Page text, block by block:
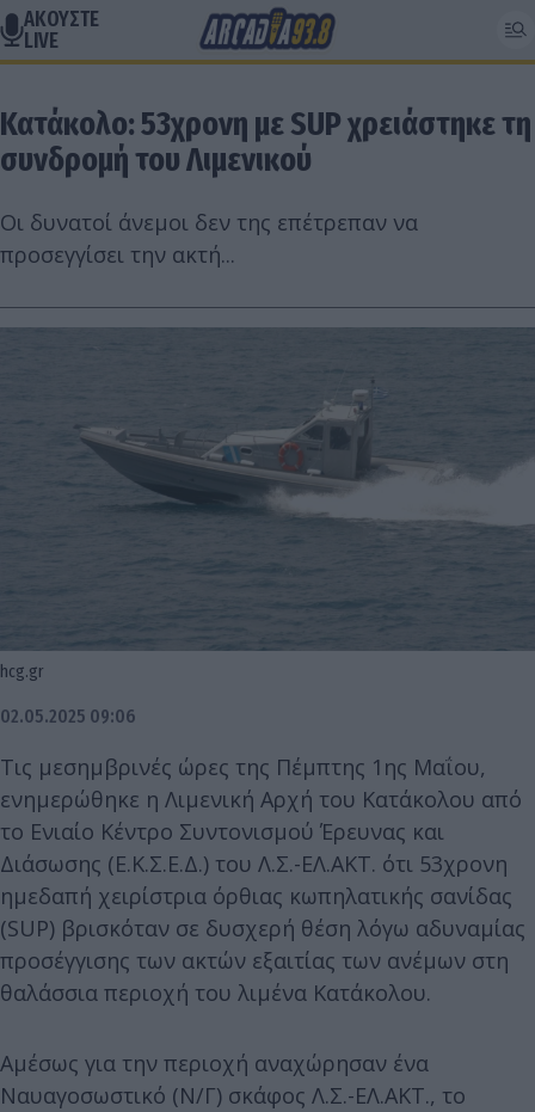
ΑΚΟΥΣΤΕ
LIVE
Κατάκολο: 53χρονη με SUP χρειάστηκε τη
συνδρομή του Λιμενικού
Οι δυνατοί άνεμοι δεν της επέτρεπαν να
προσεγγίσει την ακτή...
hcg.gr
02.05.2025 09:06
Τις μεσημβρινές ώρες της Πέμπτης 1ης Μαΐου,
ενημερώθηκε η Λιμενική Αρχή του Κατάκολου από
το Ενιαίο Κέντρο Συντονισμού Έρευνας και
Διάσωσης (Ε.Κ.Σ.Ε.Δ.) του Λ.Σ.-ΕΛ.ΑΚΤ. ότι 53χρονη
ημεδαπή χειρίστρια όρθιας κωπηλατικής σανίδας
(SUP) βρισκόταν σε δυσχερή θέση λόγω αδυναμίας
προσέγγισης των ακτών εξαιτίας των ανέμων στη
θαλάσσια περιοχή του λιμένα Κατάκολου.
Αμέσως για την περιοχή αναχώρησαν ένα
Ναυαγοσωστικό (Ν/Γ) σκάφος Λ.Σ.-ΕΛ.ΑΚΤ., το